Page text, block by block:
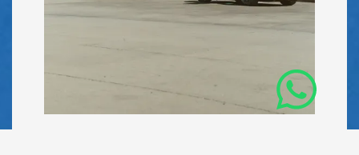
Affrètement d’avion commercial
Pour votre logistique de fret